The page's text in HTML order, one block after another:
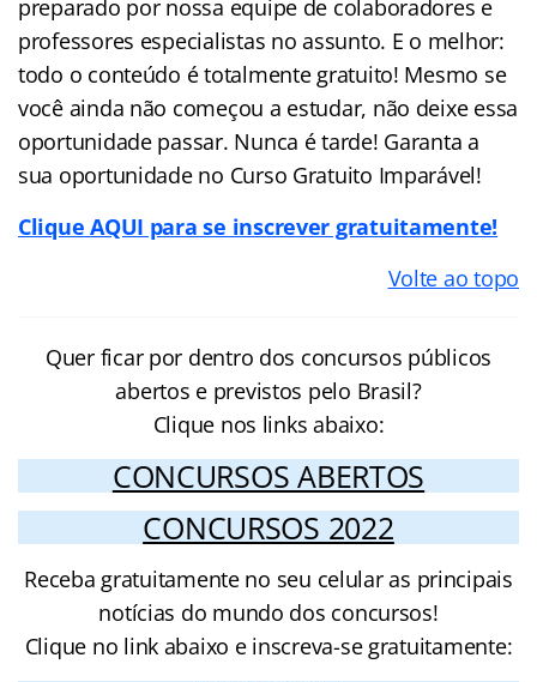
preparado por nossa equipe de colaboradores e
professores especialistas no assunto. E o melhor:
todo o conteúdo é totalmente gratuito! Mesmo se
você ainda não começou a estudar, não deixe essa
oportunidade passar. Nunca é tarde! Garanta a
sua oportunidade no Curso Gratuito Imparável!
Clique AQUI para se inscrever gratuitamente!
Volte ao topo
Quer ficar por dentro dos concursos públicos
abertos e previstos pelo Brasil?
Clique nos links abaixo:
CONCURSOS ABERTOS
CONCURSOS 2022
Receba gratuitamente no seu celular as principais
notícias do mundo dos concursos!
Clique no link abaixo e inscreva-se gratuitamente: